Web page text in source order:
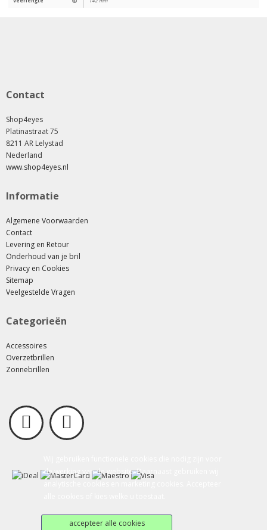
de werking van de website. Daarnaast gebruiken wij
accepteer alle cookies
Contact
Shop4eyes
Platinastraat 75
8211 AR Lelystad
Nederland
www.shop4eyes.nl
Informatie
Algemene Voorwaarden
Contact
Levering en Retour
Onderhoud van je bril
Privacy en Cookies
Sitemap
Veelgestelde Vragen
Categorieën
Accessoires
Overzetbrillen
Zonnebrillen